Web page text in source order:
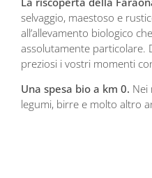
selvaggio, maestoso e
all’allevamento biologico
assolutamente particolare.
preziosi i vostri momenti
Una spesa bio a km 0. Nei
legumi, birre e molto altro